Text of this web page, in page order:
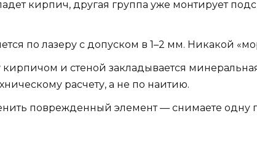
кирпич, другая группа уже монтирует
по лазеру с допуском в 1–2 мм. Никакой
и стеной закладывается
расчету, а не по наитию.
поврежденный элемент — снимаете одну